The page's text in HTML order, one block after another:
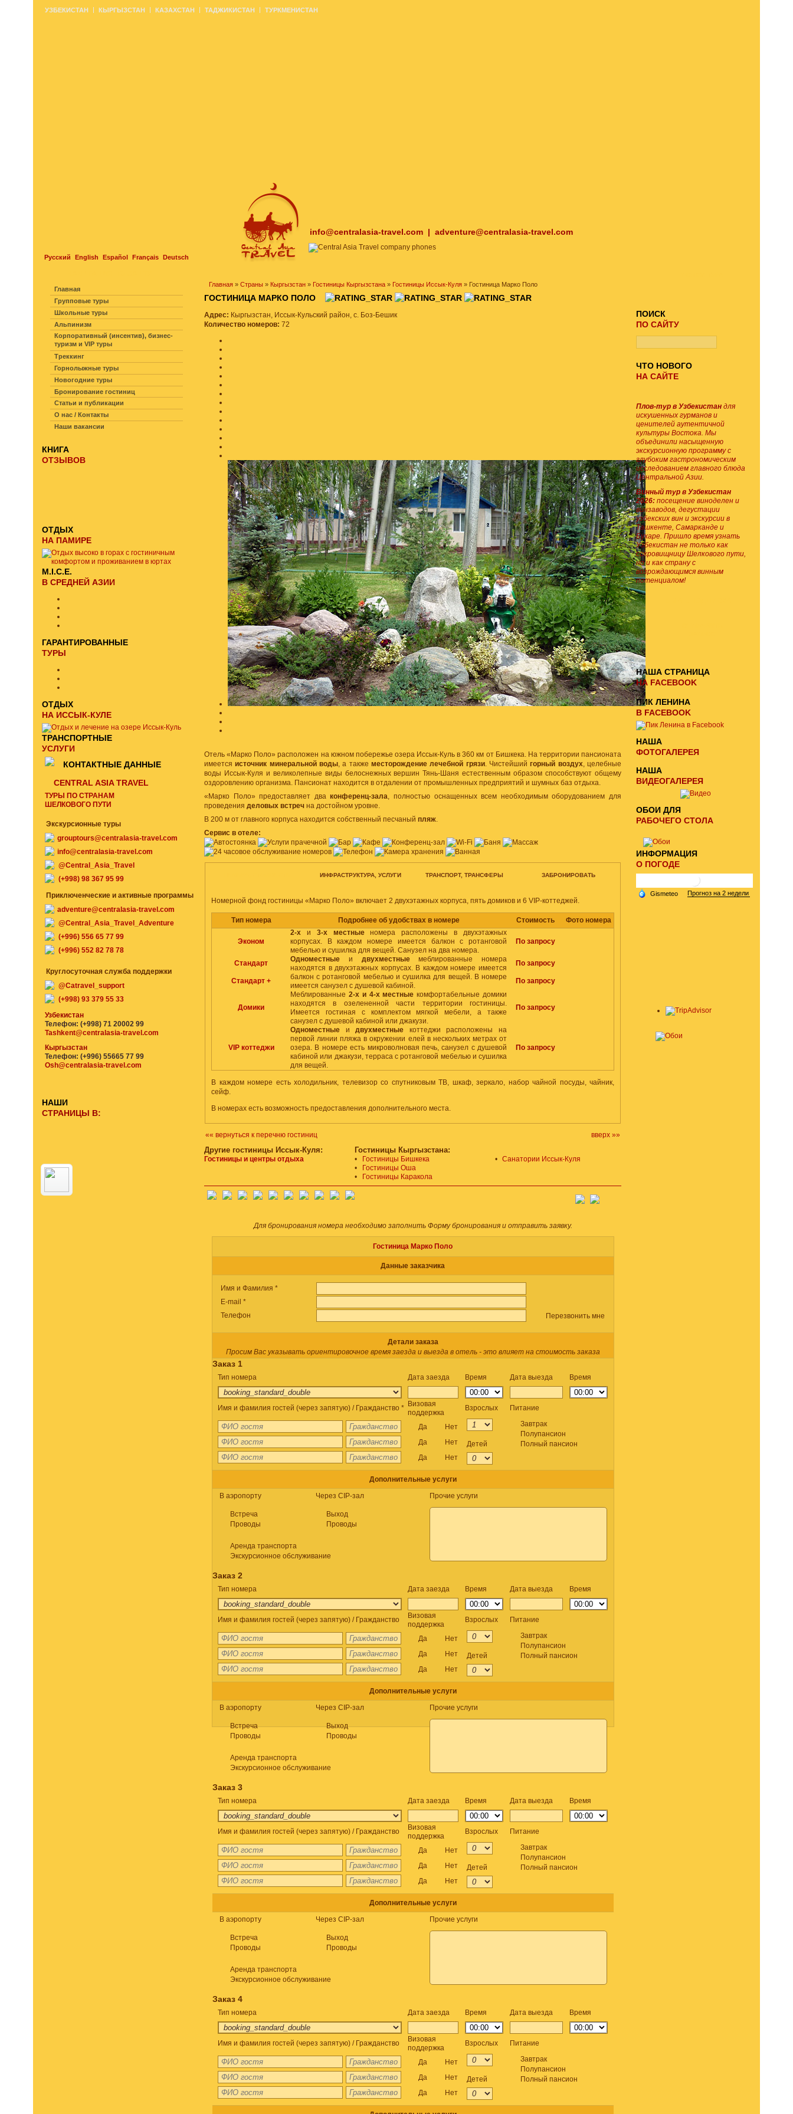
info@centralasia-travel.com | adventure@centralasia-travel.com
Русский English Español Français Deutsch
УЗБЕКИСТАН КЫРГЫЗСТАН КАЗАХСТАН ТАДЖИКИСТАН ТУРКМЕНИСТАН
Главная » Страны » Кыргызстан » Гостиницы Кыргызстана » Гостиницы Иссык-Куля » Гостиница Марко Поло
ГОСТИНИЦА МАРКО ПОЛО
Адрес: Кыргызстан, Иссык-Кульский район, с. Боз-Бешик
Количество номеров: 72
Отель «Марко Поло» расположен на южном побережье озера Иссык-Куль в 360 км от Бишкека. На территории пансионата
имеетсяисточник минеральной воды, а такжеместорождение лечебной грязи. Чистейшийгорный воздух, целебные
воды Иссык-Куля и великолепные виды белоснежных вершин Тянь-Шаня естественным образом способствуют общему
оздоровлению организма. Пансионат находится в отдалении от промышленных предприятий и шумных баз отдыха.
«Марко Поло» предоставляет дваконференц-зала, полностью оснащенных всем необходимым оборудованием для
проведения деловых встреч на достойном уровне.
В 200 м от главного корпуса находится собственный песчаный пляж.
Сервис в отеле:
ИНФРАСТРУКТУРА, УСЛУГИ ТРАНСПОРТ, ТРАНСФЕРЫ ЗАБРОНИРОВАТЬ
Номерной фонд гостиницы «Марко Поло» включает 2 двухэтажных корпуса, пять домиков и 6 VIP-коттеджей.
Тип номера Подробнее об удобствах в номере Стоимость Фото номера
Эконом
2-х и 3-х местныеномера расположены в двухэтажных
корпусах. В каждом номере имеется балкон с ротанговой
мебелью и сушилка для вещей. Санузел на два номера.
По запросу
Стандарт Одноместные и двухместныемеблированные номера
находятся в двухэтажных корпусах. В каждом номере имеется
балкон с ротанговой мебелью и сушилка для вещей. В номере
имеется санузел с душевой кабиной.
По запросу
Стандарт + По запросу
Домики
Меблированные 2-х и 4-х местные комфортабельные домики
находятся в озелененной части территории гостиницы.
Имеется гостиная с комплектом мягкой мебели, а также
санузел с душевой кабиной или джакузи.
По запросу
VIP коттеджи
Одноместные идвухместные коттеджи расположены на
первой линии пляжа в окружении елей в нескольких метрах от
озера. В номере есть микроволновая печь, санузел с душевой
кабиной или джакузи, терраса с ротанговой мебелью и сушилка
для вещей.
По запросу
В каждом номере есть холодильник, телевизор со спутниковым ТВ, шкаф, зеркало, набор чайной посуды, чайник,
сейф.
В номерах есть возможность предоставления дополнительного места.
«« вернуться к перечню гостиниц вверх »»
Другие гостиницы Иссык-Куля: Гостиницы Кыргызстана:
Гостиницы и центры отдыха •
Гостиницы Бишкека
•
Гостиницы Оша
•
Гостиницы Каракола
• Санатории Иссык-Куля
Для бронирования номера необходимо заполнить Форму бронирования и отправить заявку.
Гостиница Марко Поло
Данные заказчика
Имя и Фамилия *
E-mail *
Телефон
Перезвонить мне
Детали заказа
Просим Вас указывать ориентировочное время заезда и выезда в отель - это влияет на стоимость заказа
Заказ 1
Тип номера Дата заезда Время Дата выезда Время
Имя и фамилия гостей (через запятую) / Гражданство *
Визовая
поддержка
Взрослых Питание
Да
Нет
Да
Нет
Да
Нет
Детей
Завтрак
Полупансион
Полный пансион
Дополнительные услуги
В аэропорту
Через CIP-зал Прочие услуги
Встреча
Проводы
Выход
Проводы
Аренда транспорта
Экскурсионное обслуживание
Заказ 2
Тип номера Дата заезда Время Дата выезда Время
Имя и фамилия гостей (через запятую) / Гражданство
Визовая
поддержка
Взрослых Питание
Да
Нет
Да
Нет
Да
Нет
Детей
Завтрак
Полупансион
Полный пансион
Дополнительные услуги
В аэропорту
Через CIP-зал Прочие услуги
Встреча
Проводы
Выход
Проводы
Аренда транспорта
Экскурсионное обслуживание
Заказ 3
Тип номера Дата заезда Время Дата выезда Время
Имя и фамилия гостей (через запятую) / Гражданство
Визовая
поддержка
Взрослых Питание
Да
Нет
Да
Нет
Да
Нет
Детей
Завтрак
Полупансион
Полный пансион
Дополнительные услуги
В аэропорту
Через CIP-зал Прочие услуги
Встреча
Проводы
Выход
Проводы
Аренда транспорта
Экскурсионное обслуживание
Заказ 4
Тип номера Дата заезда Время Дата выезда Время
Имя и фамилия гостей (через запятую) / Гражданство
Визовая
поддержка
Взрослых Питание
Да
Нет
Да
Нет
Да
Нет
Детей
Завтрак
Полупансион
Полный пансион
Главная
Групповые туры
Школьные туры
Альпинизм
Корпоративный (инсентив), бизнес-
туризм и VIP туры
Треккинг
Горнолыжные туры
Новогодние туры
Бронирование гостиниц
Статьи и публикации
О нас / Контакты
Наши вакансии
КНИГА
ОТЗЫВОВ
ОТДЫХ
НА ПАМИРЕ
M.I.C.E.
В СРЕДНЕЙ АЗИИ
ГАРАНТИРОВАННЫЕ
ТУРЫ
ОТДЫХ
НА ИССЫК-КУЛЕ
ТРАНСПОРТНЫЕ
УСЛУГИ
КОНТАКТНЫЕ ДАННЫЕ
CENTRAL ASIA TRAVEL
ТУРЫ ПО СТРАНАМ
ШЕЛКОВОГО ПУТИ
Экскурсионные туры
grouptours@centralasia-travel.com
info@centralasia-travel.com
@Central_Asia_Travel
(+998) 98 367 95 99
Приключенческие и активные программы
adventure@centralasia-travel.com
@Central_Asia_Travel_Adventure
(+996) 556 65 77 99
(+996) 552 82 78 78
Круглосуточная служба поддержки
@Catravel_support
(+998) 93 379 55 33
Узбекистан
Телефон: (+998) 71 20002 99
Tashkent@centralasia-travel.com
Кыргызстан
Телефон: (+996) 55665 77 99
Osh@centralasia-travel.com
НАШИ
СТРАНИЦЫ В:
ПОИСК
ПО САЙТУ
ЧТО НОВОГО
НА САЙТЕ
Плов-тур в Узбекистан для
искушенных гурманов и
ценителей аутентичной
культуры Востока. Мы
объединили насыщенную
экскурсионную программу с
глубоким гастрономическим
исследованием главного блюда
Центральной Азии.
Винный тур в Узбекистан
2026: посещение виноделен и
винзаводов, дегустации
узбекских вин и экскурсии в
Ташкенте, Самарканде и
Бухаре. Пришло время узнать
Узбекистан не только как
сокровищницу Шелкового пути,
но и как страну с
возрождающимся винным
потенциалом!
НАША СТРАНИЦА
НА FACEBOOK
ПИК ЛЕНИНА
В FACEBOOK
НАША
ФОТОГАЛЕРЕЯ
НАША
ВИДЕОГАЛЕРЕЯ
ОБОИ ДЛЯ
РАБОЧЕГО СТОЛА
ИНФОРМАЦИЯ
О ПОГОДЕ